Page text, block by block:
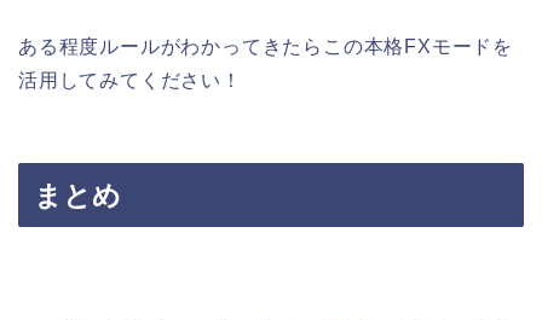
ある程度ルールがわかってきたらこの本格FXモードを
活用してみてください！
まとめ